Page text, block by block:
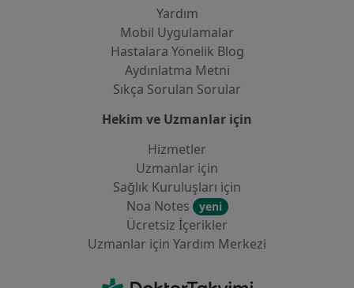
Yardım
Mobil Uygulamalar
Hastalara Yönelik Blog
Aydınlatma Metni
Sıkça Sorulan Sorular
Hekim ve Uzmanlar için
Hizmetler
Uzmanlar için
Sağlık Kuruluşları için
Noa Notes
yeni
Ücretsiz İçerikler
Uzmanlar için Yardım Merkezi
DoktorTakvimi - Ana Sayfa